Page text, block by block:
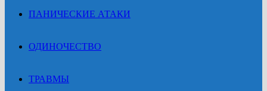
ПАНИЧЕСКИЕ АТАКИ
ОДИНОЧЕСТВО
ТРАВМЫ